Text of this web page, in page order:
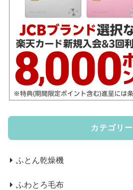
カテゴリー
ふとん乾燥機
ふわとろ毛布